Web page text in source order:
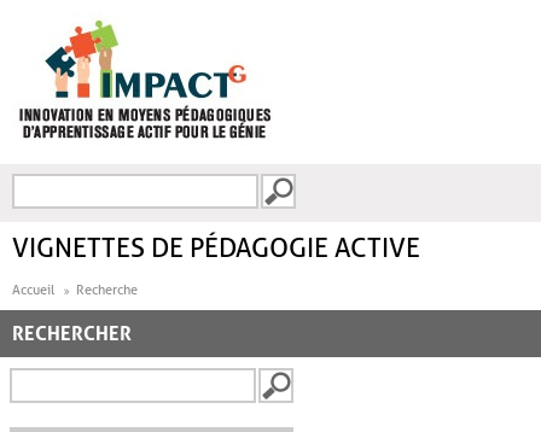
FORMULAIRE DE
VIGNETTES DE PÉDAGOGIE ACTIVE
Accueil Recherche
RECHERCHER